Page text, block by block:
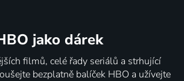
jako dárek
filmů, celé řady seriálů a strhující
bezplatně balíček HBO a užívejte